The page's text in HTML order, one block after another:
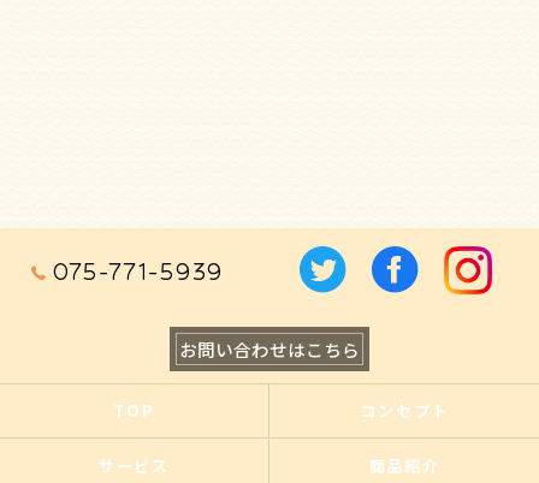
075-771-5939
お問い合わせはこちら
TOP コンセプト
サービス 商品紹介